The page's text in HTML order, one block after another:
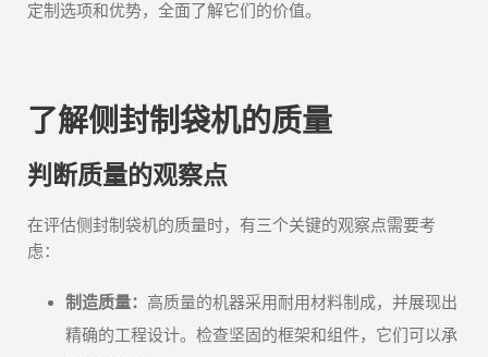
定制选项和优势，全面了解它们的价值。
了解侧封制袋机的质量
判断质量的观察点
在评估侧封制袋机的质量时，有三个关键的观察点需要考
虑：
制造质量： 高质量的机器采用耐用材料制成，并展现出
精确的工程设计。检查坚固的框架和组件，它们可以承